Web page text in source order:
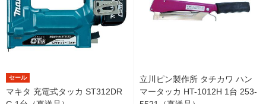
セール
マキタ 充電式タッカ ST312DR
立川ピン製作所 タチカワ ハン
マータッカ HT-1012H 1台 253-